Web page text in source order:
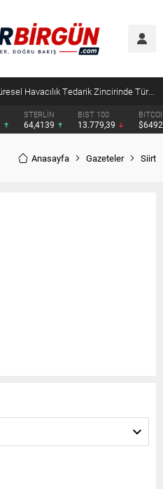
Falcon Aero Group, Küresel Havacılık Tedarik Zincirinde Türkiye’den Dünyaya Açılıyor
STERLİN
64,4139
BIST 100
13.779,39
Anasayfa Gazeteler Siirt